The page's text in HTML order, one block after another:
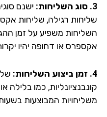
ישנם סוגים
רגילה, שליחות אקספרס,
משפיע על זמן ההגעה
או דחופה יהיו יקרות
כמו בלילה או
המבוצעות בשעות